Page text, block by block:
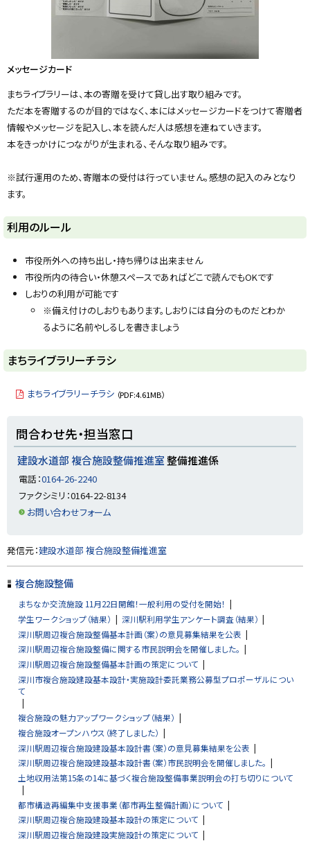
メッセージカード
まちライブラリーは、本の寄贈を受けて貸し出す取り組みです。
ただ本を寄贈するのが目的ではなく、本にはメッセージカードをつけて寄贈者
情報やメッセージを記入し、本を読んだ人は感想を連ねていきます。
本をきっかけにつながりが生まれる、そんな取り組みです。
※試行運用のため、寄贈本の受付は行っていません。感想の記入のみとなり
ます。
ト
ッ
プ
に
戻
利用のルール
市役所外への持ち出し・持ち帰りは出来ません
市役所内の待合い・休憩スペースであればどこで読んでもOKです
しおりの利用が可能です
※備え付けのしおりもあります。しおりには自分のものだとわか
るように名前やしるしを書きましょう
ト
ッ
まちライブラリーチラシ
まちライブラリーチラシ （PDF:4.61MB）
問合わせ先・担当窓口
建設水道部 複合施設整備推進室整備推進係
電話：0164-26-2240
ファクシミリ：0164-22-8134
お問い合わせフォーム
ト
ッ
プ
発信元：建設水道部 複合施設整備推進室
複合施設整備
まちなか交流施設 11月22日開館！一般利用の受付を開始！
学生ワークショップ（結果）
深川駅利用学生アンケート調査（結果）
深川駅周辺複合施設整備基本計画（案）の意見募集結果を公表
深川駅周辺複合施設整備に関する市民説明会を開催しました。
深川駅周辺複合施設整備基本計画の策定について
深川市複合施設建設基本設計・実施設計委託業務公募型プロポーザルについ
て
複合施設の魅力アップワークショップ（結果）
複合施設オープンハウス（終了しました）
深川駅周辺複合施設建設基本設計書（案）の意見募集結果を公表
深川駅周辺複合施設建設基本設計書（案）市民説明会を開催しました。
土地収用法第15条の14に基づく複合施設整備事業説明会の打ち切りについて
都市構造再編集中支援事業（都市再生整備計画）について
深川駅周辺複合施設建設基本設計の策定について
深川駅周辺複合施設建設実施設計の策定について